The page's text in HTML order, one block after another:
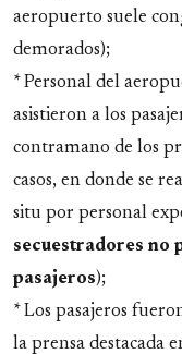
aeropuerto suele
demorados);
* Personal del
asistieron a los
contramano de los
casos, en donde se
situ por personal
secuestradores no
pasajeros);
* Los pasajeros
la prensa destacada